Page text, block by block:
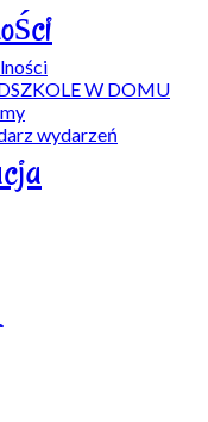
W DOMU
wydarzeń